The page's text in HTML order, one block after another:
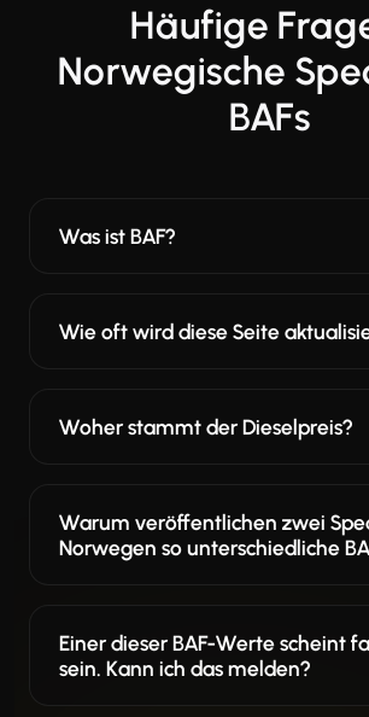
Häufige
Norwegische
BAFs
Was ist BAF?
Wie oft wird diese Seite
Woher stammt der Dieselpreis?
Warum veröffentlichen zwei
Norwegen so unterschiedliche
Einer dieser BAF-Werte scheint
sein. Kann ich das melden?